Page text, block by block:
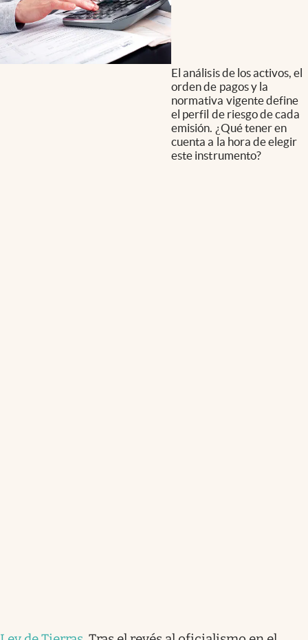
El análisis de los activos, el
orden de pagos y la
normativa vigente define
el perfil de riesgo de cada
emisión. ¿Qué tener en
cuenta a la hora de elegir
este instrumento?